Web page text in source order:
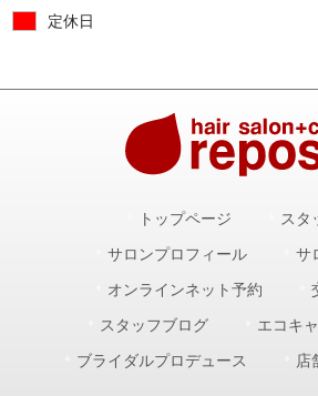
定休日
トップページ スタ
サロンプロフィール サ
オンラインネット予約
スタッフブログ エコキ
ブライダルプロデュース 店